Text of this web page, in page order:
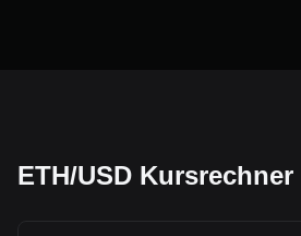
ETH/USD Kursrechner